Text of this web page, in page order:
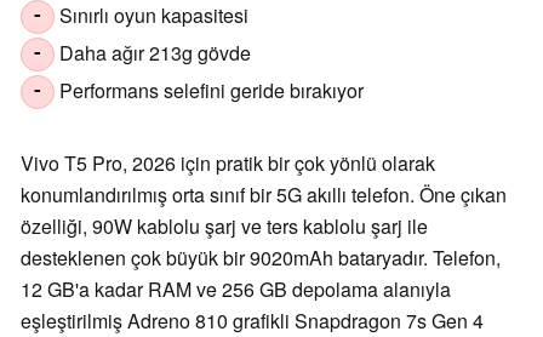
- Sınırlı oyun kapasitesi
- Daha ağır 213g gövde
- Performans selefini geride bırakıyor
Vivo T5 Pro, 2026 için pratik bir çok yönlü olarak
konumlandırılmış orta sınıf bir 5G akıllı telefon. Öne çıkan
özelliği, 90W kablolu şarj ve ters kablolu şarj ile
desteklenen çok büyük bir 9020mAh bataryadır. Telefon,
12 GB'a kadar RAM ve 256 GB depolama alanıyla
eşleştirilmiş Adreno 810 grafikli Snapdragon 7s Gen 4